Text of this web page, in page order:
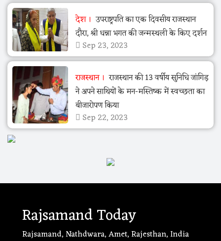
देश
उपराष्ट्रपति का एक दिवसीय राजस्थान
दौरा, श्री धन्ना भगत की जन्मस्थली के किए दर्शन
Sep 23, 2023
राजस्थान
राजस्थान की 13 वर्षीय सुनिधि जांगिड़
ने अपने साथियों के मन-मस्तिष्क में स्वच्छता का
बीजारोपण किया
Sep 22, 2023
Rajsamand Today
Rajsamand, Nathdwara, Amet, Rajesthan, India